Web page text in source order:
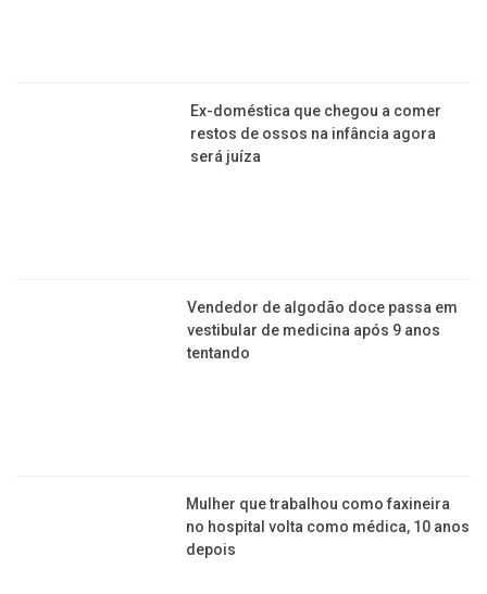
Ex-doméstica que chegou a comer
restos de ossos na infância agora
será juíza
Vendedor de algodão doce passa em
vestibular de medicina após 9 anos
tentando
Mulher que trabalhou como faxineira
no hospital volta como médica, 10 anos
depois